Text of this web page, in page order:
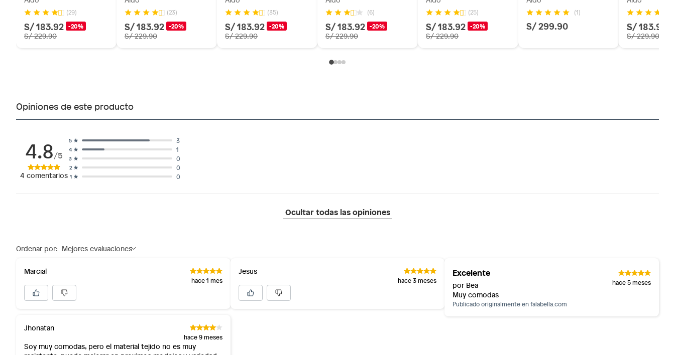
(29)
S/ 183.92 -20%
S/ 229.90
(23)
S/ 183.92 -20%
S/ 229.90
(35)
S/ 183.92 -20%
S/ 229.90
(6)
S/ 183.92 -20%
S/ 229.90
(25)
S/ 183.92 -20%
S/ 229.90
(1)
S/ 299.90 S/ 183.92
S/ 229.90
Opiniones de este producto
4.8/5
4 comentarios 1 0
2 0
3 0
4 1
5 3
Ocultar todas las opiniones
Ordenar por: Mejores evaluaciones
Marcial
hace 1 mes
Jhonatan
hace 9 meses
Soy muy comodas, pero el material tejido no es muy
Jesus
hace 3 meses
Excelente
por Bea hace 5 meses
Muy comodas
Publicado originalmente enfalabella.com